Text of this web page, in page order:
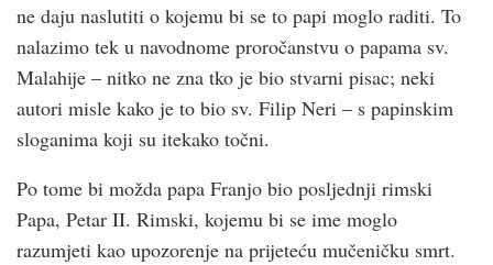
ne daju naslutiti o kojemu bi se to papi moglo raditi. To
nalazimo tek u navodnome proročanstvu o papama sv.
Malahije – nitko ne zna tko je bio stvarni pisac; neki
autori misle kako je to bio sv. Filip Neri – s papinskim
sloganima koji su itekako točni.
Po tome bi možda papa Franjo bio posljednji rimski
Papa, Petar II. Rimski, kojemu bi se ime moglo
razumjeti kao upozorenje na prijeteću mučeničku smrt.